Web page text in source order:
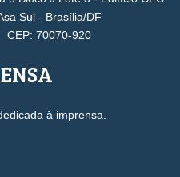
Sul - Brasília/DF
CEP: 70070-920
à imprensa.